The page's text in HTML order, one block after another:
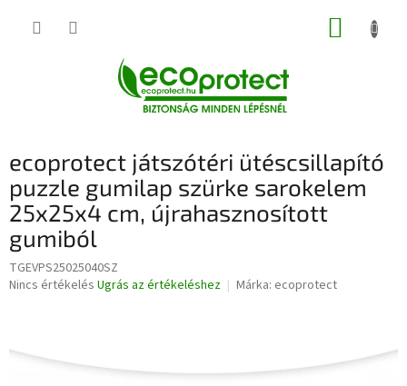
KOSÁR
ecoprotect játszótéri ütéscsillapító
puzzle gumilap szürke sarokelem
25x25x4 cm, újrahasznosított
gumiból
TGEVPS25025040SZ
A
5-
Nincs értékelés Ugrás az értékeléshez Márka: ecoprotect